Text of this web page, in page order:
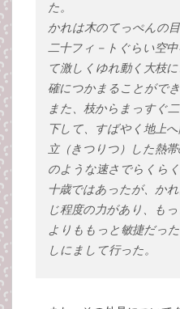
た。
かれは木のてっぺんの
二十フィ－トぐらい空
て激しくゆれ動く大枝
確につかまることができ
また、枝からまっすぐ
下して、すばやく地上
立（きつりつ）した熱
のような速さでらくら
十歳ではあったが、か
じ程度の力があり、も
よりももっと敏捷だっ
しにまして行った。